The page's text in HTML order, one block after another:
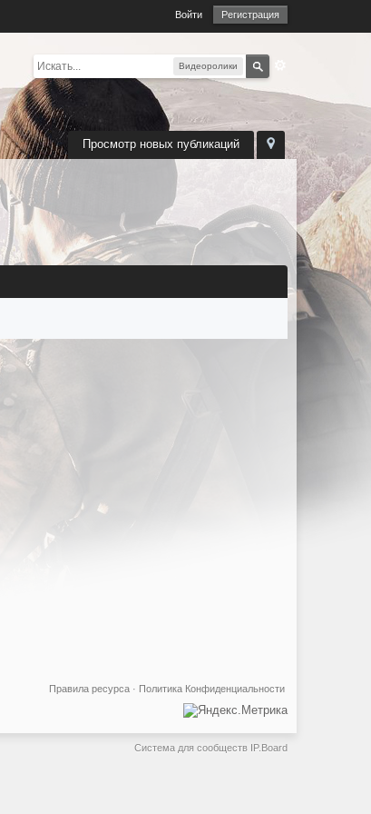
Войти Регистрация
Видеоролики
Просмотр новых публикаций
Политика Конфиденциальности
Правила ресурса ·
Система для сообществ IP.Board